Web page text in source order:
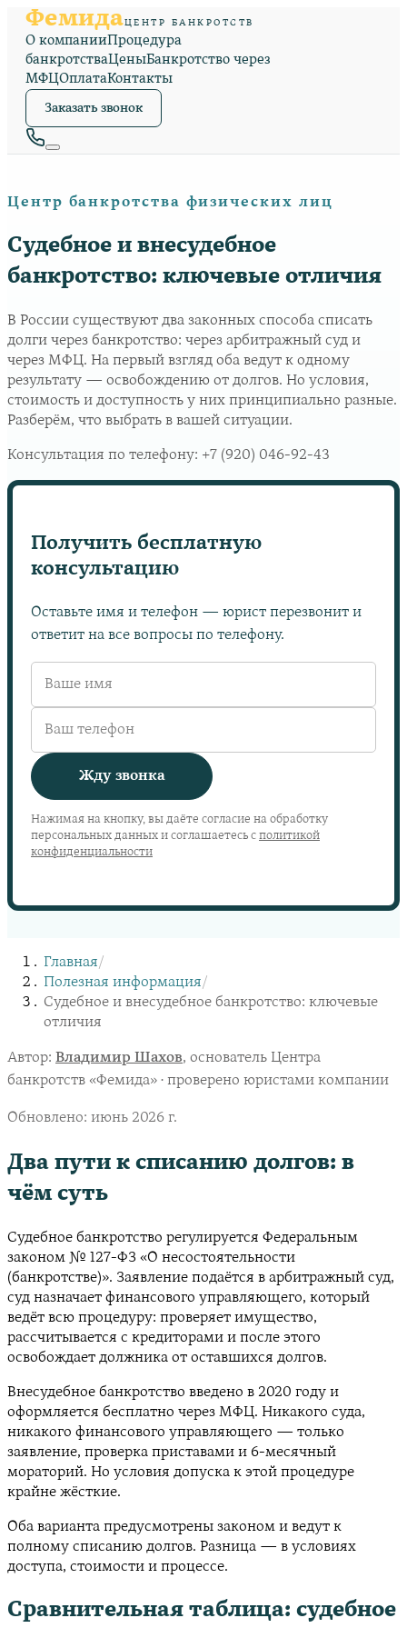
ФемидаЦЕНТР БАНКРОТСТВ
О компанииПроцедура
банкротстваЦеныБанкротство через
МФЦОплатаКонтакты
Заказать звонок
Центр банкротства физических лиц
Судебное и внесудебное
банкротство: ключевые отличия
В России существуют два законных способа списать
долги через банкротство: через арбитражный суд и
через МФЦ. На первый взгляд оба ведут к одному
результату — освобождению от долгов. Но условия,
стоимость и доступность у них принципиально разные.
Разберём, что выбрать в вашей ситуации.
Консультация по телефону: +7 (920) 046-92-43
Получить бесплатную
консультацию
Оставьте имя и телефон — юрист перезвонит и
ответит на все вопросы по телефону.
Жду звонка
Нажимая на кнопку, вы даёте согласие на обработку
персональных данных и соглашаетесь с политикой
конфиденциальности
Главная/
Полезная информация/
Судебное и внесудебное банкротство: ключевые
отличия
Автор: Владимир Шахов, основатель Центра
банкротств «Фемида» · проверено юристами компании
Обновлено: июнь 2026 г.
Два пути к списанию долгов: в
чём суть
Судебное банкротство регулируется Федеральным
законом № 127-ФЗ «О несостоятельности
(банкротстве)». Заявление подаётся в арбитражный суд,
суд назначает финансового управляющего, который
ведёт всю процедуру: проверяет имущество,
рассчитывается с кредиторами и после этого
освобождает должника от оставшихся долгов.
Внесудебное банкротство введено в 2020 году и
оформляется бесплатно через МФЦ. Никакого суда,
никакого финансового управляющего — только
заявление, проверка приставами и 6-месячный
мораторий. Но условия допуска к этой процедуре
крайне жёсткие.
Оба варианта предусмотрены законом и ведут к
полному списанию долгов. Разница — в условиях
доступа, стоимости и процессе.
Сравнительная таблица: судебное